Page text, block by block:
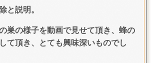
と説明。
巣の様子を動画で見せて頂き、蜂の
て頂き、とても興味深いものでし